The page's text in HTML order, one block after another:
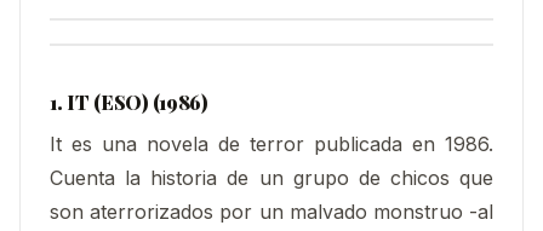
1. IT (ESO) (1986)
It es una novela de terror publicada en 1986.
Cuenta la historia de un grupo de chicos que
son aterrorizados por un malvado monstruo -al